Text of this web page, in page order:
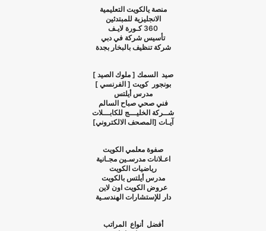
منصة يالكويت التعليمية
الانجليزية للمبتدئين
360 كـورة لايـف
تأسيس شركة في دبي
شركة تنظيف بالبخار بجدة
صيد السمك [ ملوك الصيد ]
بونجور كويت [ الفرنسي ]
مدرس أيلتس
فني صحي صباح السالم
شــركة الخليـــج للكابـــلات
آيـات [المصحف الالكتروني]
صفوة معلمي الكويت
اعـلانات مدرسـين مجـانية
رياضيات الكويت
مدرس أيلتس بالكويت
عروض الكويت اون لاين
دار للإستشارات الهندسـية
أفضل أنواع المراتب